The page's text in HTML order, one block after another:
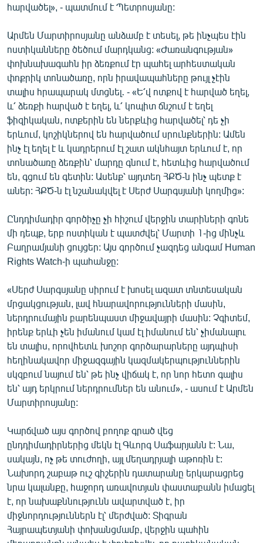
հարվածել», - պատմում է Պետրոսյանը:
Արմեն Մարտիրոսյանը անձամբ է տեսել, թե ինչպես էին
ոստիկանները ծեծում մարդկանց: «Ժառանգության»
փոխնախագահն իր ձեռքում էր պահել արհեստական
փոքրիկ տոնածառը, որն իրավապահները թույլ չէին
տալիս հրապարակ մտցնել․ - «Ե՛վ ոտքով է հարված եղել,
և՛ ձեռքի հարված է եղել, և՛ կոպիտ ճնշում է եղել
ֆիզիկական, ոտքերին են ներքևից հարվածել՝ դե չի
երևում, կոշիկներով են հարվածում սրունքներին: Ամեն
ինչ էլ եղել է և կադրերում էլ շատ ակնհայտ երևում է, որ
տոնածառը ձեռքին՝ մարդը գնում է, հետևից հարվածում
են, գցում են գետին: Ասենք՝ այդտեղ ՀՔԾ-ն ինչ պետք է
աներ: ՀՔԾ-ն էլ նշանակվել է Սերժ Սարգսյանի կողմից»:
Ընդդիմադիր գործիչը չի հիշում վերջին տարիների գոնե
մի դեպք, երբ ոստիկան է պատժվել՝ Մարտի 1-ից մինչև
Բաղրամյանի ցույցեր: Այս գործում չազդեց անգամ Human
Rights Watch-ի պահանջը:
«Սերժ Սարգսյանը սիրում է խոսել ազատ տնտեսական
մրցակցության, լավ հնարավորությունների մասին,
ներդրումային բարենպաստ միջավայրի մասին: Չգիտեմ,
իրենք երևի չեն իմանում կամ էլ իմանում են՝ չիմանալու
են տալիս, որովհետև խոշոր գործարարները այդպիսի
հեղինակավոր միջազգային կազմակերպություններին
սկզբում նայում են՝ թե ինչ վիճակ է, որ նոր հետո գալիս
են՝ այդ երկրում ներդրումներ են անում», - ասում է Արմեն
Մարտիրոսյանը:
Կարճված այս գործով բողոք գրած վեց
ընդդիմադիրներից մեկն էլ Գևորգ Սաֆարյանն է: Նա,
սակայն, ոչ թե տուժողի, այլ մեղադրյալի աթոռին է:
Նախորդ շաբաթ ուշ գիշերին դատարանը երկարացրեց
նրա կալանքը, հաջորդ առավոտյան փաստաբանն իմացել
է, որ նախաքննությունն ավարտված է, իր
միջնորդություններն էլ՝ մերժված: Տիգրան
Հայրապետյանի փոխանցմամբ, վերջին պահին